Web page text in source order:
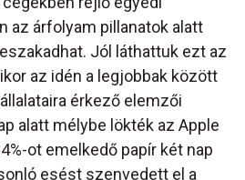
az árfolyam pillanatok alatt
Jól láthattuk ezt az
az idén a legjobbak között
érkező elemzői
alatt mélybe lökték az Apple
ot emelkedő papír két nap
esést szenvedett el a